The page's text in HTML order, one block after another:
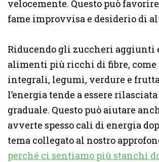
velocemente. Questo può
fame improvvisa e desiderio di
Riducendo gli zuccheri aggiunti
alimenti più ricchi di fibre, come
integrali, legumi, verdure e
l’energia tende a essere
graduale. Questo può aiutare
avverte spesso cali di energia
tema collegato al nostro
perché ci sentiamo più stanchi